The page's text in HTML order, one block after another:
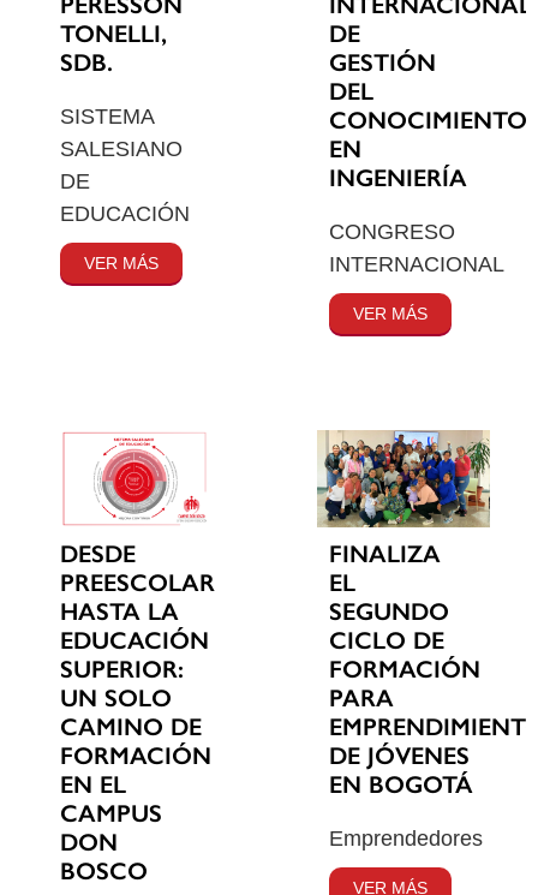
TONELLI,
SDB.
SISTEMA
SALESIANO
DE
EDUCACIÓN
VER MÁS
DE
GESTIÓN
DEL
CONOCIMIENTO
EN
INGENIERÍA
CONGRESO
INTERNACIONAL
VER MÁS
DESDE
PREESCOLAR
HASTA LA
EDUCACIÓN
SUPERIOR:
UN SOLO
CAMINO DE
FORMACIÓN
EN EL
CAMPUS
DON
BOSCO
FINALIZA
EL
SEGUNDO
CICLO DE
FORMACIÓN
PARA
DE JÓVENES
EN BOGOTÁ
Emprendedores
VER MÁS